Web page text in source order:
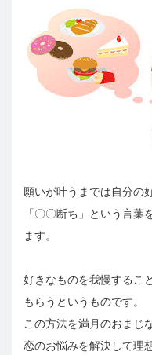
願いが叶うまでは自分の
「〇〇断ち」という言
ます。
好きなものを我慢するこ
もらうというものです。
この方法を満月のおまじ
恋のお悩みを解決して理